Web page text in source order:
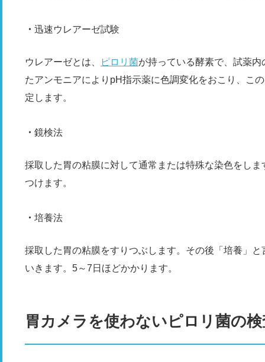
迅速ウレアーゼ試験
ウレアーゼとは、 ピロリ菌が持っている酵素で、試薬
たアンモニアによりpH指示薬に色調変化をおこり、こ
定します。
鏡検法
採取した胃の粘膜に対して通常または特殊な染色をし
つけます。
培養法
採取した胃の粘膜をすりつぶします。その後「培養」
いきます。5～7日ほどかかります。
胃カメラを使わないピロリ菌の